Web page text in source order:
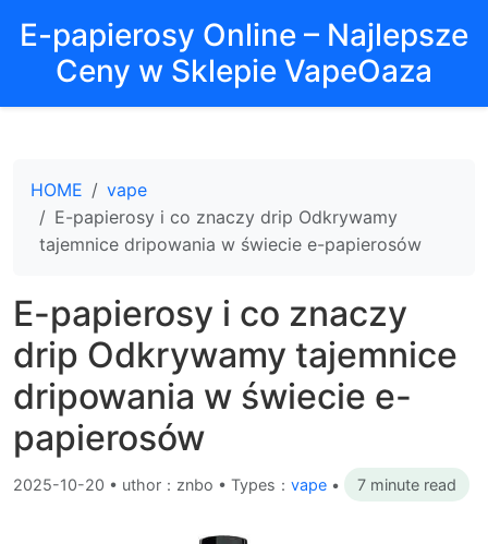
E-papierosy Online – Najlepsze
Ceny w Sklepie VapeOaza
HOME
vape
E-papierosy i co znaczy drip Odkrywamy
tajemnice dripowania w świecie e-papierosów
E-papierosy i co znaczy
drip Odkrywamy tajemnice
dripowania w świecie e-
papierosów
2025-10-20 • uthor：znbo • Types： vape • 7 minute read